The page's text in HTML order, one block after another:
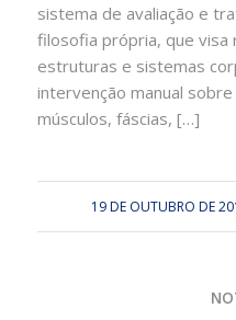
sistema de avaliação e
filosofia própria, que visa
estruturas e sistemas
intervenção manual
músculos, fáscias, […]
19 DE OUTUBRO DE